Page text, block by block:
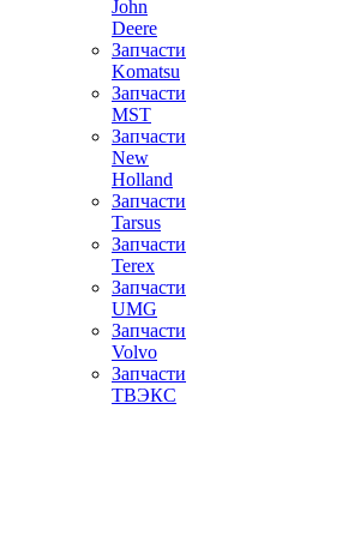
John
Deere
Запчасти
Komatsu
Запчасти
MST
Запчасти
New
Holland
Запчасти
Tarsus
Запчасти
Terex
Запчасти
UMG
Запчасти
Volvo
Запчасти
ТВЭКС